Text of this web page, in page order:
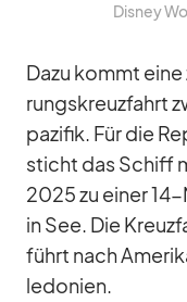
Dis­ney
Dazu kommt
rungs­kreuz­fahrt
pa­zi­fik. Für die
sticht das Schiff
2025 zu ei­ner
in See. Die
führt nach
le­do­nien.